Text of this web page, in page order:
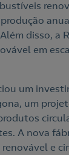
disso, a
em
um
um
A nova
e